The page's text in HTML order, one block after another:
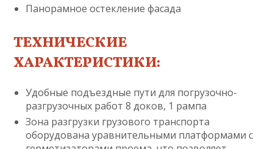
Панорамное остекление фасада
ТЕХНИЧЕСКИЕ
ХАРАКТЕРИСТИКИ:
Удобные подъездные пути для погрузочно-
разгрузочных работ 8 доков, 1 рампа
Зона разгрузки грузового транспорта
оборудована уравнительными платформами с